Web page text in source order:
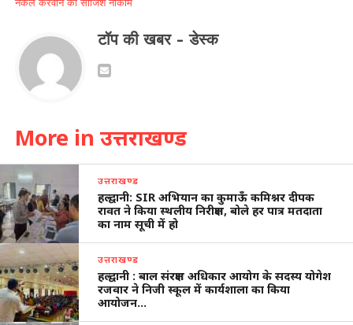
नकल करवाने की साजिश नाकाम
टॉप की खबर - डेस्क
More in उत्तराखण्ड
उत्तराखण्ड
हल्द्वानी: SIR अभियान का कुमाऊँ कमिश्नर दीपक
रावत ने किया स्थलीय निरीक्षण, बोले हर पात्र मतदाता
का नाम सूची में हो
उत्तराखण्ड
हल्द्वानी : बाल संरक्षण अधिकार आयोग के सदस्य योगेश
रजवार ने निजी स्कूल में कार्यशाला का किया
आयोजन…